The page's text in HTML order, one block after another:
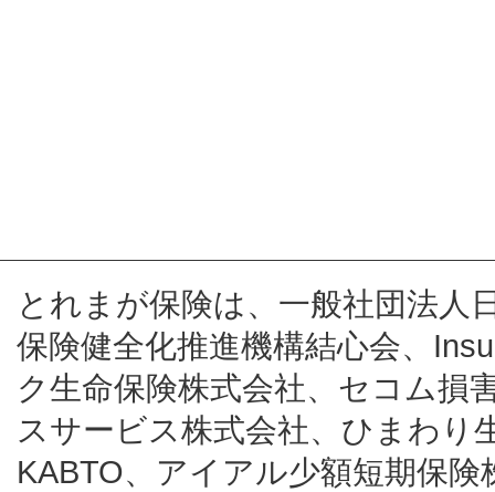
とれまが保険は、一般社団法人
保険健全化推進機構結心会、
ク生命保険株式会社、セコム損
スサービス株式会社、ひまわり
KABTO、アイアル少額短期保